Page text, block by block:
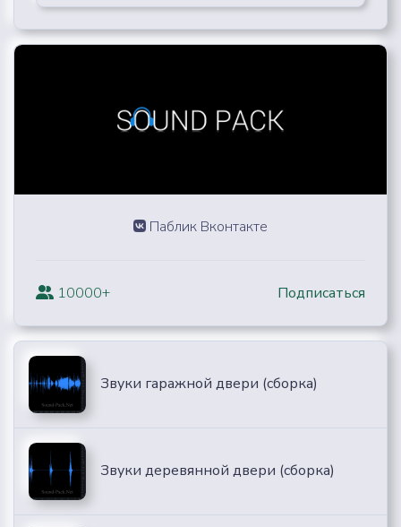
Паблик Вконтакте
10000+ Подписаться
Звуки гаражной двери (сборка)
Звуки деревянной двери (сборка)